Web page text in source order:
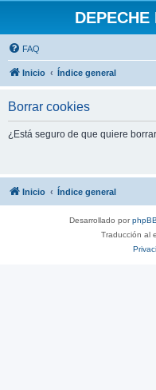
FAQ
Inicio Índice general
Borrar cookies
¿Está seguro de que quiere
Inicio Índice general
Desarrollado porphpBB
Traducción al